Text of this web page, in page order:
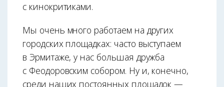
с кинокритиками.
Мы очень много работаем на других
городских площадках: часто выступаем
в Эрмитаже, у нас большая дружба
с Феодоровским собором. Ну и, конечно,
среди наших постоянных площадок —